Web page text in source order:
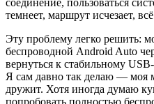
соединение, пользоваться
темнеет, маршрут исчезает,
Эту проблему легко решить:
беспроводной Android Auto
вернуться к стабильному
Я сам давно так делаю — моя
дружит. Хотя иногда думаю